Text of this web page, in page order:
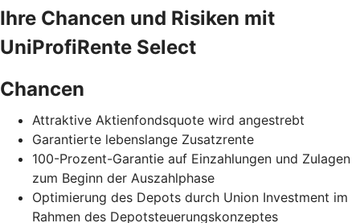
Ihre Chancen und Risiken mit
UniProfiRente Select
Chancen
Attraktive Aktienfondsquote wird angestrebt
Garantierte lebenslange Zusatzrente
100-Prozent-Garantie auf Einzahlungen und Zulagen
zum Beginn der Auszahlphase
Optimierung des Depots durch Union Investment im
Rahmen des Depotsteuerungskonzeptes